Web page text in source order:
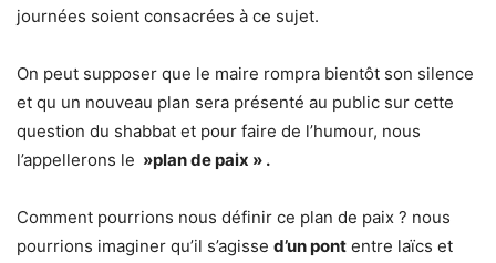
journées soient consacrées à ce sujet.
On peut supposer que le maire rompra bientôt son silence
et qu un nouveau plan sera présenté au public sur cette
question du shabbat et pour faire de l’humour, nous
l’appellerons le »plan de paix » .
Comment pourrions nous définir ce plan de paix ? nous
pourrions imaginer qu’il s’agisse d’un pont entre laïcs et